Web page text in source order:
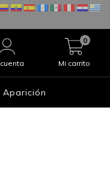
Mi carrito
0
Aparición